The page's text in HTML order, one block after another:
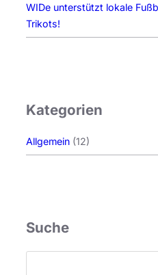
WIDe unterstützt lokale
Trikots!
Kategorien
Allgemein (12)
Suche